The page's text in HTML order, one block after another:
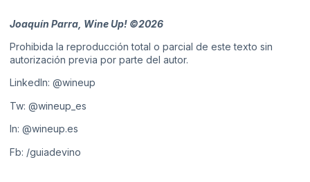
Joaquín Parra, Wine Up! ©2026
Prohibida la reproducción total o parcial de este texto sin
autorización previa por parte del autor.
LinkedIn: @wineup
Tw: @wineup_es
In: @wineup.es
Fb: /guiadevino